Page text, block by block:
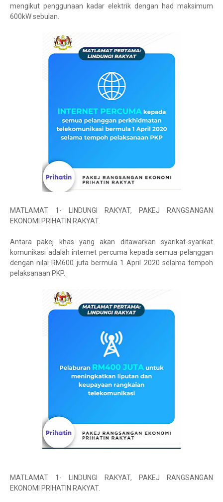
mengikut penggunaan kadar elektrik dengan had maksimum
600kW sebulan.
MATLAMAT 1- LINDUNGI RAKYAT, PAKEJ RANGSANGAN
EKONOMI PRIHATIN RAKYAT.
Antara pakej khas yang akan ditawarkan syarikat-syarikat
komunikasi adalah internet percuma kepada semua pelanggan
dengan nilai RM600 juta bermula 1 April 2020 selama tempoh
pelaksanaan PKP.
MATLAMAT 1- LINDUNGI RAKYAT, PAKEJ RANGSANGAN
EKONOMI PRIHATIN RAKYAT.